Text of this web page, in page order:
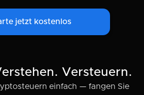
jetzt kostenlos
Versteuern.
einfach — fangen Sie